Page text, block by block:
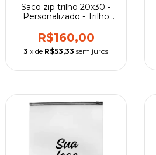
Saco zip trilho 20x30 -
Personalizado - Trilho
R$160,00
3 x de R$53,33 sem juros